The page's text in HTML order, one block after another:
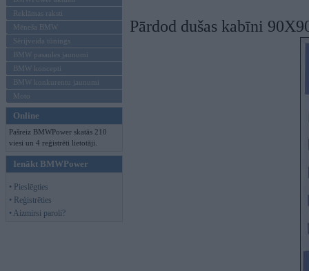
Reklāmas raksti
Mēneša BMW
Sērijveida tūnings
BMW pasaules jaunumi
BMW koncepti
BMW konkurentu jaunumi
Moto
Online
Pašreiz BMWPower skatās 210
viesi un 4 reģistrēti lietotāji.
Ienākt BMWPower
• Pieslēgties
• Reģistrēties
• Aizmirsi paroli?
Pārdod dušas kabīni